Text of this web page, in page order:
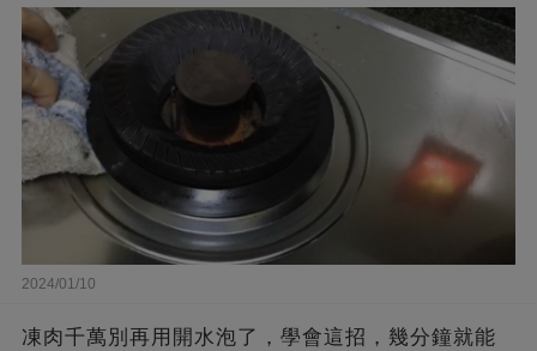
2024/01/10
凍肉千萬別再用開水泡了，學會這招，幾分鐘就能